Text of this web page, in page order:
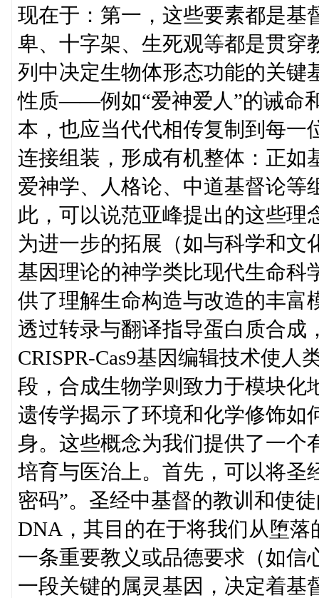
现在于：第一，这些要素都是基
卑、十字架、生死观等都是贯穿
列中决定生物体形态功能的关键
性质——例如“爱神爱人”的诫命
本，也应当代代相传复制到每一
连接组装，形成有机整体：正如
爱神学、人格论、中道基督论等
此，可以说范亚峰提出的这些理
为进一步的拓展（如与科学和文
基因理论的神学类比现代生命科
供了理解生命构造与改造的丰富
透过转录与翻译指导蛋白质合成
CRISPR-Cas9基因编辑技术使
段，合成生物学则致力于模块化
遗传学揭示了环境和化学修饰如
身。这些概念为我们提供了一个
培育与医治上。首先，可以将圣
密码”。圣经中基督的教训和使
DNA，其目的在于将我们从堕落
一条重要教义或品德要求（如信
一段关键的属灵基因，决定着基